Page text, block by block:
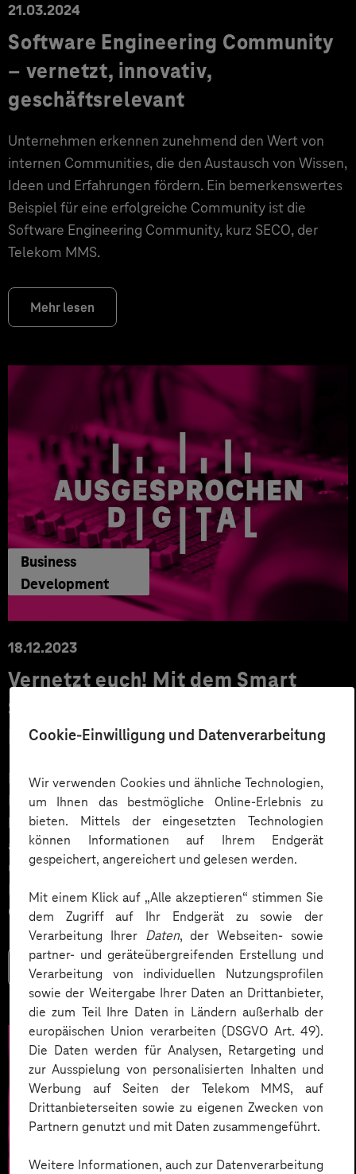
Cookie-Einwilligung und Datenverarbeitung
Wir verwenden Cookies und ähnliche Technologien,
um Ihnen das bestmögliche Online-Erlebnis zu
bieten. Mittels der eingesetzten Technologien
können Informationen auf Ihrem Endgerät
gespeichert, angereichert und gelesen werden.
Mit einem Klick auf „Alle akzeptieren“ stimmen Sie
dem Zugriff auf Ihr Endgerät zu sowie der
Verarbeitung Ihrer Daten, der Webseiten- sowie
partner- und geräteübergreifenden Erstellung und
Verarbeitung von individuellen Nutzungsprofilen
sowie der Weitergabe Ihrer Daten an Drittanbieter,
die zum Teil Ihre Daten in Ländern außerhalb der
europäischen Union verarbeiten (DSGVO Art. 49).
Die Daten werden für Analysen, Retargeting und
zur Ausspielung von personalisierten Inhalten und
Werbung auf Seiten der Telekom MMS, auf
Drittanbieterseiten sowie zu eigenen Zwecken von
Partnern genutzt und mit Daten zusammengeführt.
Weitere Informationen, auch zur Datenverarbeitung
21.03.2024
Software Engineering Community
– vernetzt, innovativ,
geschäftsrelevant
Unternehmen erkennen zunehmend den Wert von
internen Communities, die den Austausch von Wissen,
Ideen und Erfahrungen fördern. Ein bemerkenswertes
Beispiel für eine erfolgreiche Community ist die
Software Engineering Community, kurz SECO, der
Telekom MMS.
Mehr lesen
Business
Development
18.12.2023
Vernetzt euch! Mit dem Smart
Systems Hub zukunftsfähige IoT-
Lösungen entwickeln
Ein Podcast über ein lebendiges Netzwerk und die
Förderung von Innovationen im IoT-Umfeld. Wie
können Industrieunternehmen ihre Marktposition
ausbauen und Innovationspotenziale ausschöpfen,
unabhängig von Unternehmensgröße oder
Kompetenz? Indem sie sich zusammenschließen und
Co-Innovationen strategisch fördern.
Mehr lesen